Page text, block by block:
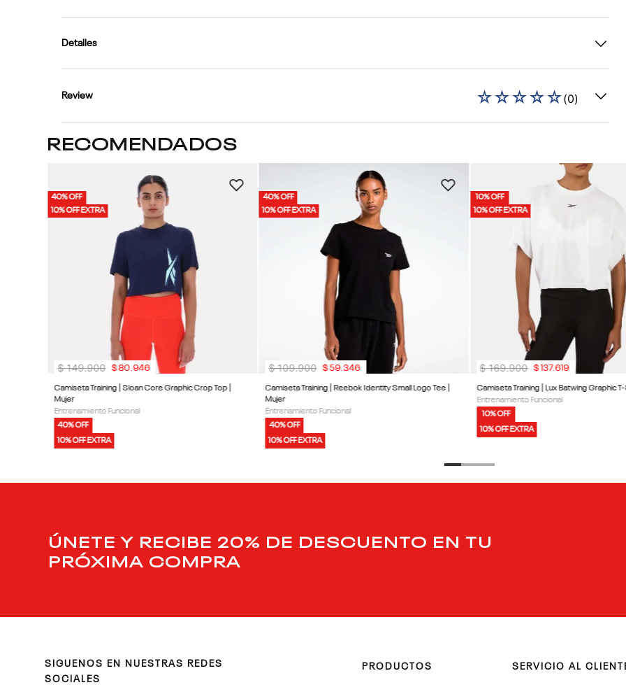
Detalles
Review ☆☆☆☆☆(0)
RECOMENDADOS
40% OFF
10% OFF EXTRA
Camiseta Training | Sloan Core Graphic Crop Top |
Mujer
Entrenamiento Funcional
40% OFF
10% OFF EXTRA
$ 149.900 $80.946
40% OFF
10% OFF EXTRA
Camiseta Training | Reebok Identity Small Logo Tee |
Mujer
Entrenamiento Funcional
40% OFF
10% OFF EXTRA
$ 109.900 $59.346
10% OFF
10% OFF EXTRA
Camiseta Training | Lux Batwing Graphic
Entrenamiento Funcional
10% OFF
10% OFF EXTRA
$ 169.900 $137.619
ÚNETE Y RECIBE 20% DE DESCUENTO EN TU
PRÓXIMA COMPRA
SIGUENOS EN NUESTRAS REDES
SOCIALES
PRODUCTOS SERVICIO AL